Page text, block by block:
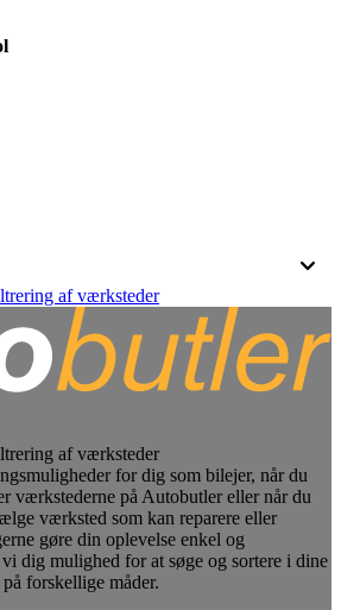
af værksteder
af værksteder
for dig som bilejer, når du
værkstederne på Autobutler eller når du
værksted som kan reparere eller
gøre din oplevelse enkel og
dig mulighed for at søge og sortere i dine
forskellige måder.